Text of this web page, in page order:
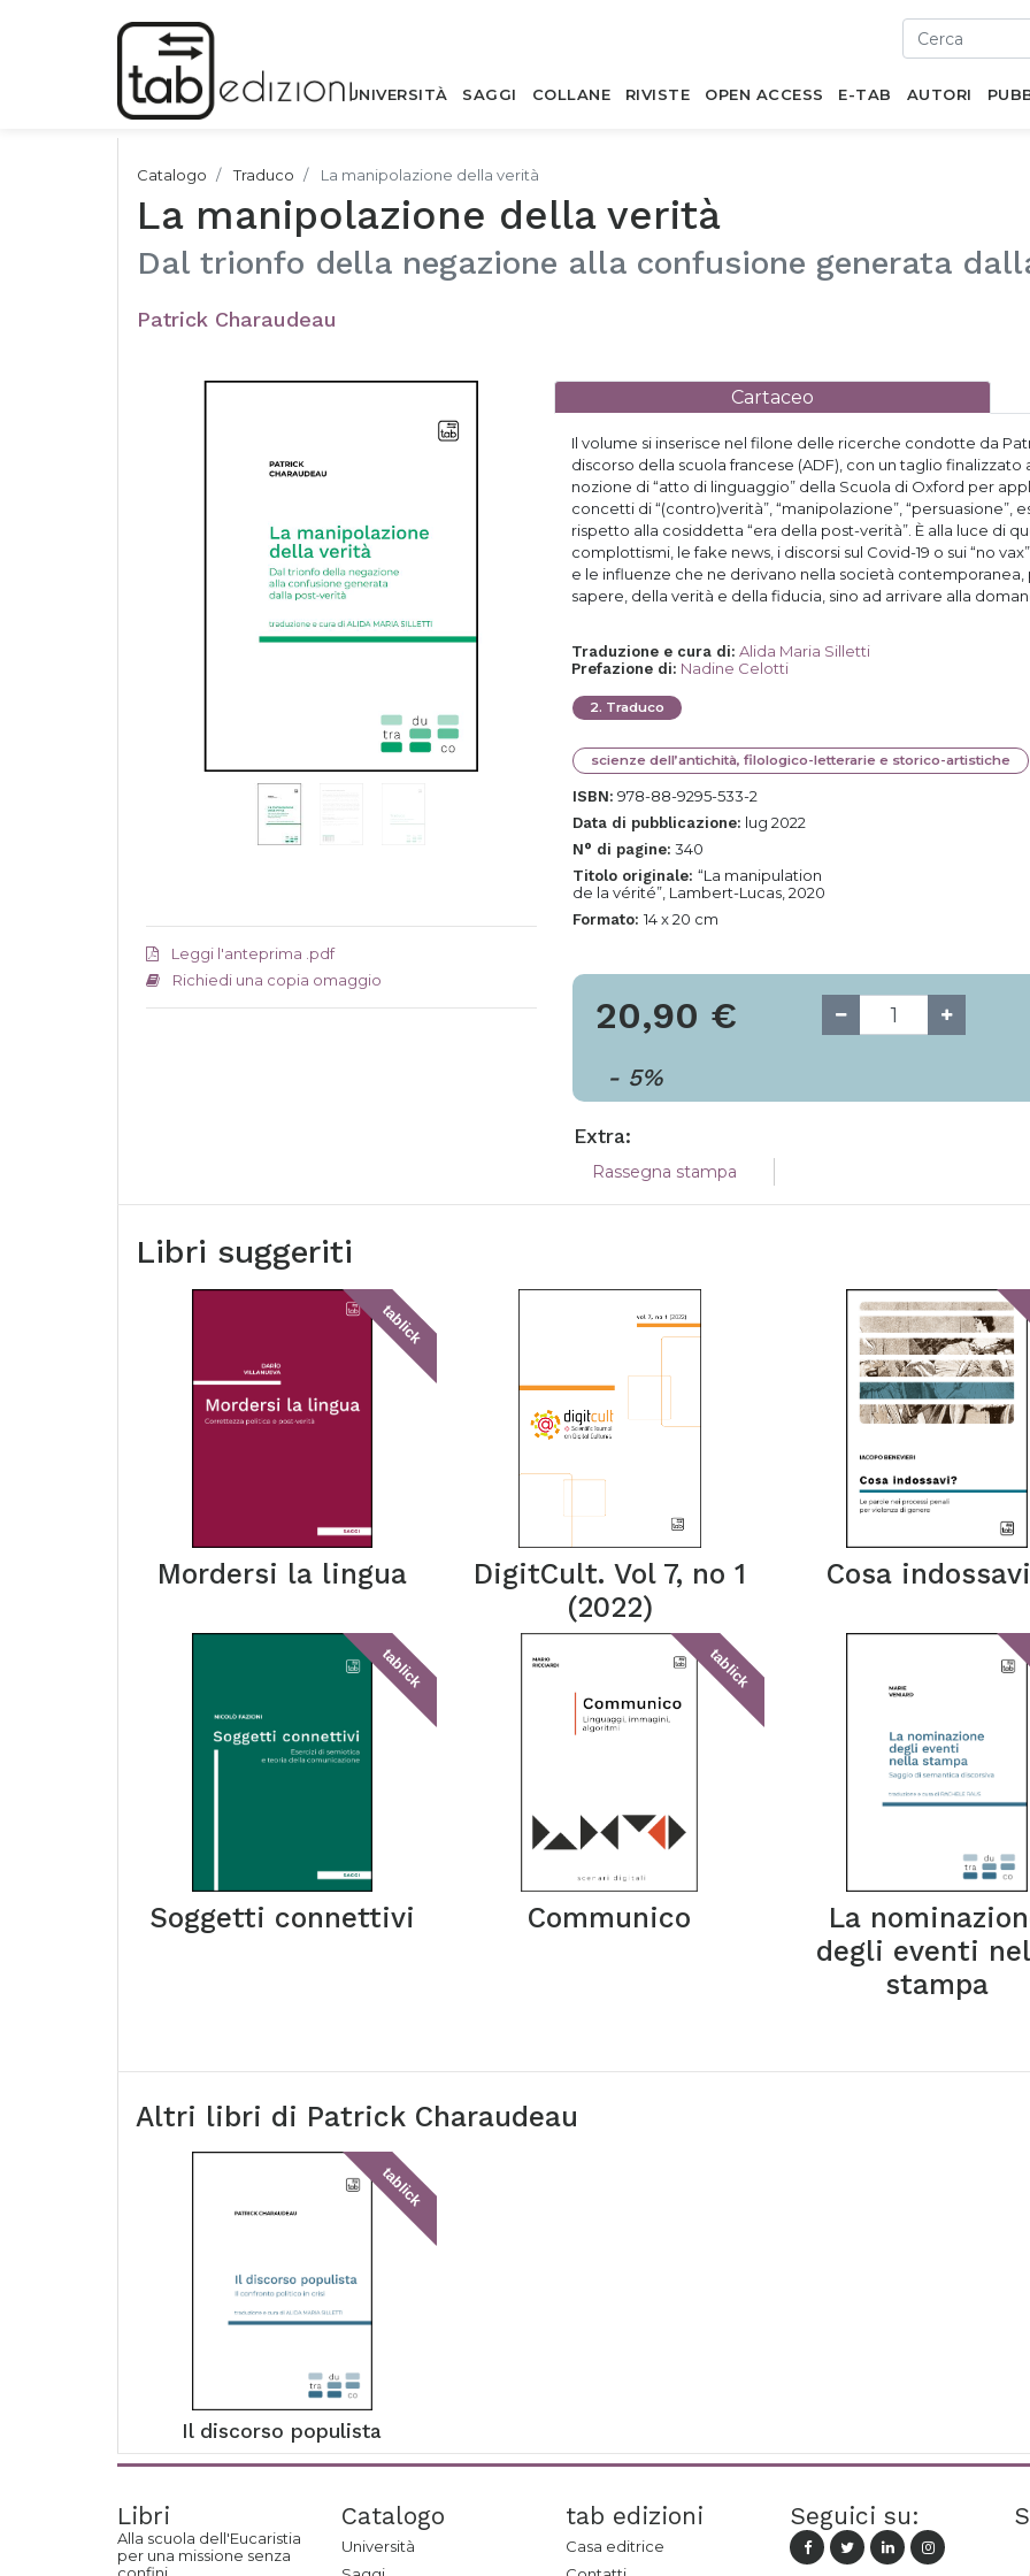
UNIVERSITÀ SAGGI COLLANE RIVISTE OPEN ACCESS E-TAB AUTORI
Catalogo Traduco La manipolazione della verità
La manipolazione della verità
Dal trionfo della negazione alla confusione generata
Patrick Charaudeau
Leggi l'anteprima .pdf
Richiedi una copia omaggio
Cartaceo
Il volume si inserisce nel filone delle ricerche condotte da
discorso della scuola francese (ADF), con un taglio finalizzato
nozione di “atto di linguaggio” della Scuola di Oxford per
concetti di “(contro)verità”, “manipolazione”,
rispetto alla cosiddetta “era della post-verità”. È alla luce di
complottismi, le fake news, i discorsi sul Covid-19 o sui “no
e le influenze che ne derivano nella società
sapere, della verità e della fiducia, sino ad arrivare alla
Traduzione e cura di: Alida Maria Silletti
Prefazione di: Nadine Celotti
2. Traduco
scienze dell’antichità, filologico-letterarie e storico-artistiche
ISBN: 978-88-9295-533-2
Data di pubblicazione: lug 2022
N° di pagine: 340
Titolo originale: “La manipulation
de la vérité”, Lambert-Lucas, 2020
Formato: 14 x 20 cm
20,90 €
- 5%
Extra:
Rassegna stampa
Libri suggeriti
tablick
Mordersi la lingua
DigitCult. Vol 7, no 1
(2022)
Cosa
tablick
Soggetti connettivi
tablick
Communico
La
degli eventi
stampa
Altri libri di Patrick Charaudeau
tablick
Il discorso populista
Libri
Alla scuola dell'Eucaristia
per una missione senza
Catalogo
Università
tab edizioni
Casa editrice
Seguici su: